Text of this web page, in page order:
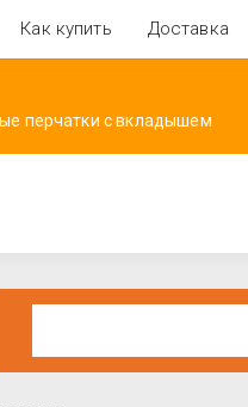
Как купить Доставка
перчатки с вкладышем